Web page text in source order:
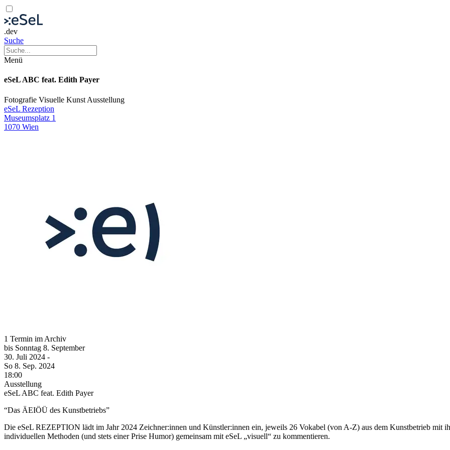
.dev
Suche
Menü
eSeL ABC feat. Edith Payer
Fotografie Visuelle Kunst Ausstellung
eSeL Rezeption
Museumsplatz 1
1070 Wien
1 Termin im Archiv
bis Sonntag 8. September
30. Juli 2024 -
So 8. Sep. 2024
18:00
Ausstellung
eSeL ABC feat. Edith Payer
“Das ÄEIÖÜ des Kunstbetriebs”
Die eSeL REZEPTION lädt im Jahr 2024 Zeichner:innen und Künstler:innen ein, jeweils 26 Vokabel (von A-Z) aus dem Kunstbetrieb mit
individuellen Methoden (und stets einer Prise Humor) gemeinsam mit eSeL „visuell“ zu kommentieren.